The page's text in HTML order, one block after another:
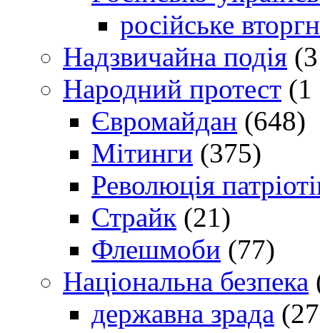
російське
Надзвичайна подія
Народний протест (1
Євромайдан (648)
Мітинги (375)
Революція
Страйк (21)
Флешмоби (77)
Національна безпека
державна зрада